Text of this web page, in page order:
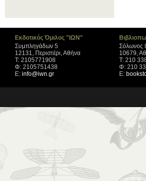
Εκδοτικός Όμιλος "ΙΩΝ"
Συμπληγάδων 5
12131, Περιστέρι, Αθήνα
Τ: 2105771908
Φ: 2105751438
Ε: info@iwn.gr
Σόλωνος
10679,
Τ: 210
Φ: 210
Ε: